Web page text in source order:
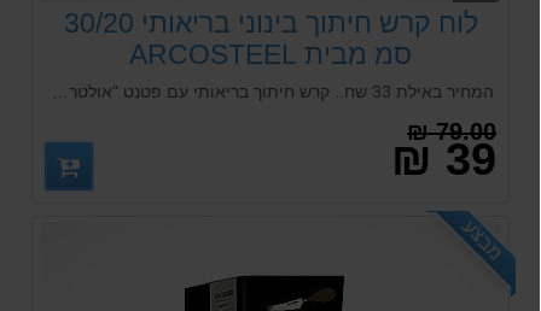
לוח קרש חיתוך בינוני בריאותי 30/20
סמ מבית ARCOSTEEL
המחיר באילת 33 שח.. קרש חיתוך בריאותי עם פטנט "אולטרא פרש" בעל חומר ה"מיקרובן".הקוטל בקטריות ועובש על גבי הלוח. אנטי בקטריאלי
79.00 ₪
39 ₪
מבצע